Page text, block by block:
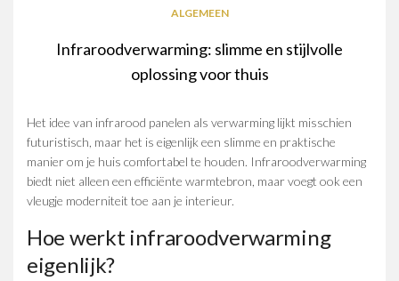
ALGEMEEN
Infraroodverwarming: slimme en stijlvolle
oplossing voor thuis
Het idee van infrarood panelen als verwarming lijkt misschien
futuristisch, maar het is eigenlijk een slimme en praktische
manier om je huis comfortabel te houden. Infraroodverwarming
biedt niet alleen een efficiënte warmtebron, maar voegt ook een
vleugje moderniteit toe aan je interieur.
Hoe werkt infraroodverwarming
eigenlijk?